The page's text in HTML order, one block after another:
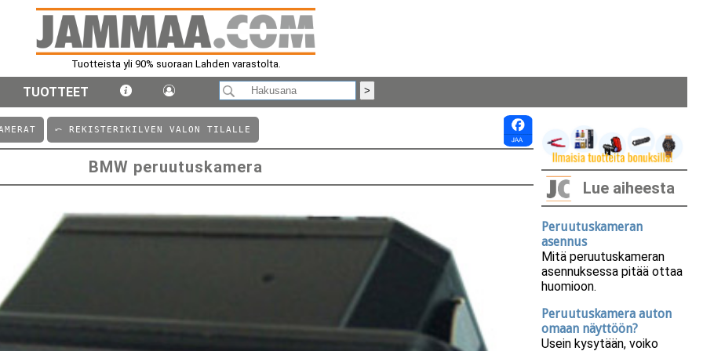
Tuotteista yli 90% suoraan Lahden varastolta.
TUOTTEET
⤺ REKISTERIKILVEN VALON TILALLE
BMW peruutuskamera
Lue aiheesta
Peruutuskameran
asennus
Mitä peruutuskameran
asennuksessa pitää ottaa
huomioon.
Peruutuskamera auton
omaan näyttöön?
Usein kysytään, voiko